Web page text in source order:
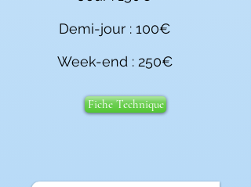
Demi-jour : 100€
Week-end : 250€
Fiche Technique